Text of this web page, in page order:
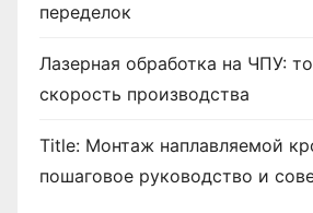
переделок
Лазерная обработка на ЧПУ:
скорость производства
Title: Монтаж наплавляемой
пошаговое руководство и